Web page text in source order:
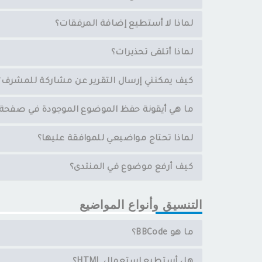
لماذا لا أستطيع إضافة المرفقات؟
لماذا أتلقى تحذيرات؟
كيف يمكنني إرسال التقرير عن مشاركة
ما هي أيقونة حفظ الموضوع الموجودة في صفحة
لماذا تحتاج مواضيعي للموافقة عليها؟
كيف أرفع موضوع في المنتدى؟
التنسيق وأنواع المواضيع
ما هو BBCode؟